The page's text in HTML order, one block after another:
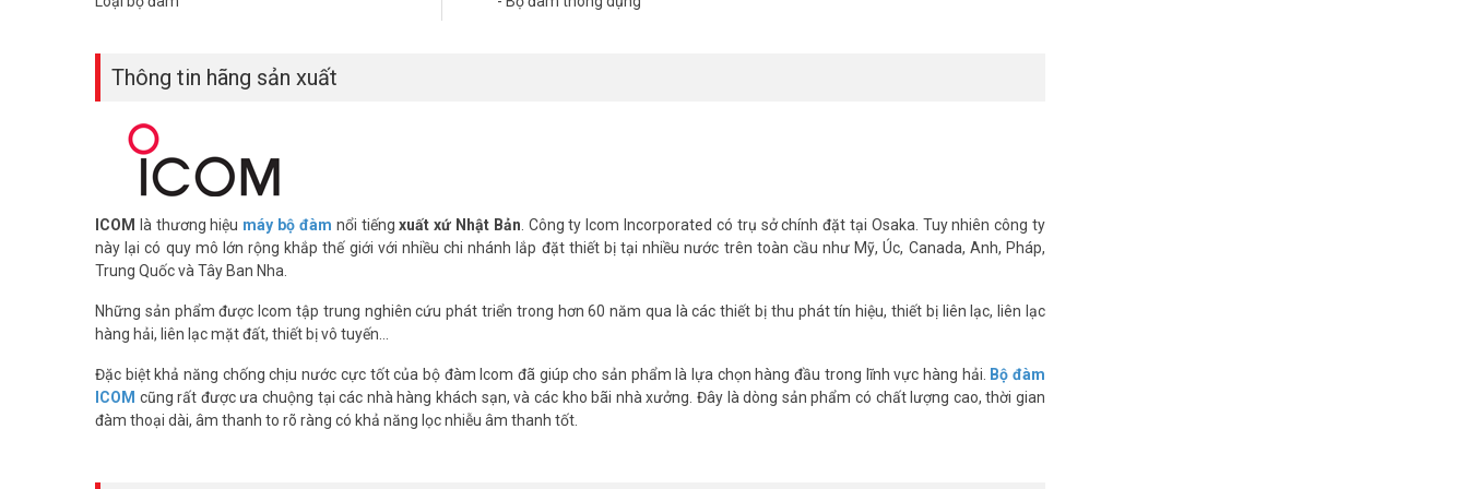
– Tự động bật / tắt đài truyền tại các công điện báo; Chuyển bộ suy giảm nhận; Có thể kết nối màn hình lên đến 4 giờ từ xa; Khả năng kiểm
soát bên ngoài thiết bị đầu cuối; Kết nối các thiết bị đầu cuối DSC.
– Hiển thị chữ và số: Bảy ký tự có thể được lập trình vào mỗi kênh nhớ để hiển thị tên trạm bờ hoặc tên tàu giúp cho việc sử dụng đơn giản.
– Công suất phát PEP SSB, CW, RTTY: 2-100W : Hệ thống quạt làm mát lớn kết hợp với khung máy bằng nhôm, cho phép phát đủ công suất
150W* (PEP) ngay cả khi dùng chế độ RTTY (điện báo vô tuyến).
– Công suất đạt 60W (PEP) từ dải tần 24 MHz trở lên.
Một số tính năng khác:
+ Loa lớn, được gắn ở phía trước.
+ Ngắt toàn phần và ngắt bán phần CW.
+ Có các điểm nối dành cho điều khiển chế độ, tần số qua giao tiếp NMEA.
+ Có sẵn chức năng thu bản đồ thời tiết.
+ Điều chỉnh đèn nền..
+ Báo động 2- tone bên trong máy (Chọn thêm tùy thuộc vào phiên bản).
Thông tin hãng sản xuất
ICOM là thương hiệu máy bộ đàm nổi tiếngxuất xứ Nhật Bản . Công ty Icom Incorporated có trụ sở chính đặt tại Osaka. Tuy nhiên công ty
này lại có quy mô lớn rộng khắp thế giới với nhiều chi nhánh lắp đặt thiết bị tại nhiều nước trên toàn cầu như Mỹ, Úc, Canada, Anh, Pháp,
Trung Quốc và Tây Ban Nha.
Những sản phẩm được Icom tập trung nghiên cứu phát triển trong hơn 60 năm qua là các thiết bị thu phát tín hiệu, thiết bị liên lạc, liên lạc
hàng hải, liên lạc mặt đất, thiết bị vô tuyến…
Đặc biệt khả năng chống chịu nước cực tốt của bộ đàm Icom đã giúp cho sản phẩm là lựa chọn hàng đầu trong lĩnh vực hàng hải. Bộ đàm
ICOM cũng rất được ưa chuộng tại các nhà hàng khách sạn, và các kho bãi nhà xưởng. Đây là dòng sản phẩm có chất lượng cao, thời gian
đàm thoại dài, âm thanh to rõ ràng có khả năng lọc nhiễu âm thanh tốt.